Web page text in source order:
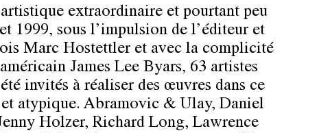
extraordinaire et pourtant peu
1999, sous l’impulsion de l’éditeur et
Marc Hostettler et avec la complicité
James Lee Byars, 63 artistes
invités à réaliser des œuvres dans ce
et atypique. Abramovic & Ulay, Daniel
Holzer, Richard Long, Lawrence